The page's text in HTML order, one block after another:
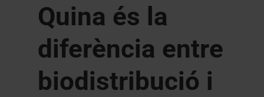
Quina és la
diferència entre
biodistribució i